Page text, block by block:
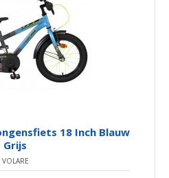
18 Inch Blauw
Grijs
VOLARE